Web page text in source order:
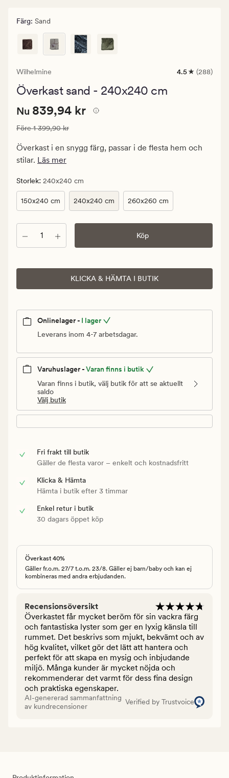
Färg: Sand
Wilhelmine
288
4.5 (288)
Överkast sand - 240x240 cm
Nuvarande
839,94
kr.
Ordinarie
1
399,90
kr
Nuvarande pris
Nu 839,94 kr
Ordinarie pris 1 399,90 kr
Före1 399,90 kr
Överkast i en snygg färg, passar i de flesta hem och
stilar. Läs mer
Storlek: 240x240 cm
150x240 cm 240x240 cm 260x260 cm
Antal Köp
KLICKA & HÄMTA I BUTIK
Onlinelager - I lager
Leverans inom 4-7 arbetsdagar.
Varuhuslager -Varan finns i butik
Varan finns i butik, välj butik för att se aktuellt
saldo
Välj butik
Fri frakt till butik
Gäller de flesta varor – enkelt och kostnadsfritt
Klicka & Hämta
Hämta i butik efter 3 timmar
Enkel retur i butik
30 dagars öppet köp
Överkast 40%
Gäller fr.o.m. 27/7 t.o.m. 23/8. Gäller ej barn/baby och kan ej
kombineras med andra erbjudanden.
Recensionsöversikt
Överkastet får mycket beröm för sin vackra färg
och fantastiska lyster som ger en lyxig känsla till
rummet. Det beskrivs som mjukt, bekvämt och av
hög kvalitet, vilket gör det lätt att hantera och
perfekt för att skapa en mysig och inbjudande
miljö. Många kunder är mycket nöjda och
rekommenderar det varmt för dess fina design
och praktiska egenskaper.
AI-genererad sammanfattning
av kundrecensioner
Verified by Trustvoice